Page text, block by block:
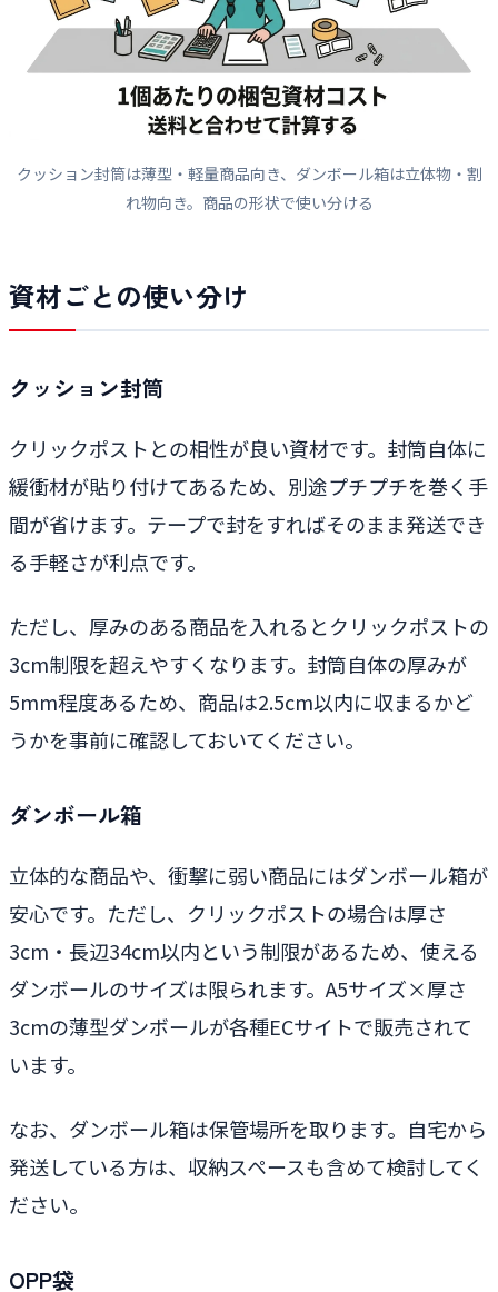
クッション封筒は薄型・軽量商品向き、ダンボール箱は立体物・割
れ物向き。商品の形状で使い分ける
資材ごとの使い分け
クッション封筒
クリックポストとの相性が良い資材です。封筒自体に
緩衝材が貼り付けてあるため、別途プチプチを巻く手
間が省けます。テープで封をすればそのまま発送でき
る手軽さが利点です。
ただし、厚みのある商品を入れるとクリックポストの
3cm制限を超えやすくなります。封筒自体の厚みが
5mm程度あるため、商品は2.5cm以内に収まるかど
うかを事前に確認しておいてください。
ダンボール箱
立体的な商品や、衝撃に弱い商品にはダンボール箱が
安心です。ただし、クリックポストの場合は厚さ
3cm・長辺34cm以内という制限があるため、使える
ダンボールのサイズは限られます。A5サイズ×厚さ
3cmの薄型ダンボールが各種ECサイトで販売されて
います。
なお、ダンボール箱は保管場所を取ります。自宅から
発送している方は、収納スペースも含めて検討してく
ださい。
OPP袋